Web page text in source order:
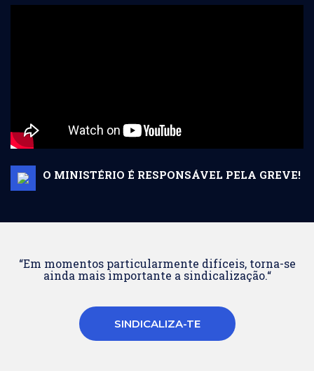
O MINISTÉRIO É RESPONSÁVEL PELA GREVE!
“Em momentos particularmente difíceis, torna-se
ainda mais importante a sindicalização.“
SINDICALIZA-TE